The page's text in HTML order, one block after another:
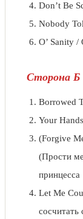
Don’t Be
Nobody
O’ Sanity /
Сторона Б
Borrowed
Your
(Forgive
(Прости
принцесса
Let Me
сосчитать